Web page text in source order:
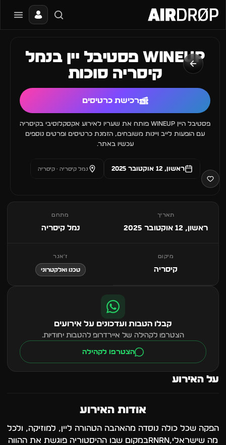
🎪פסטיבלים 🎶מועדונים ✈️ חו״ל 🔥 בקרוב 📰
WineUp פסטיבל יין בנמל
קיסריה סוכות
פסטיבל היין WineUp פותח את שעריו לאירוע אקסקלוסיבי בקיסריה
עם הופעות לייב ויינות משובחים, הזמנת כרטיסים ופרטים נוספים
עכשיו באתר.
ראשון, 12 אוקטובר 2025 נמל קיסריה · קיסריה
רכישת כרטיסים
תאריך
ראשון, 12 אוקטובר 2025
מתחם
נמל קיסריה
מיקום
קיסריה
ז׳אנר
טכנו ואלקטרוני
קבלו הטבות ועדכונים על אירועים
הצטרפו לקהילה של איירדרופ להטבות יחודיות.
הצטרפו לקהילה
על האירוע
אודות האירוע
הפקה שכל כולה נוסדה מהאהבה הטהורה ליין, למוזיקה, ולכל
מה שישראלי,rnrnבמקום שבו ההיסטוריה פוגשת את ההווה